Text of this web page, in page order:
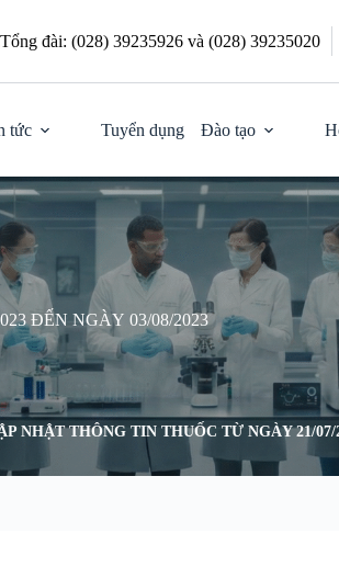
Tổng đài: (028) 39235926 và (028) 39235020
tức Tuyển dụng Đào tạo
ĐẾN NGÀY 03/08/2023
NHẬT THÔNG TIN THUỐC TỪ NGÀY 21/07/